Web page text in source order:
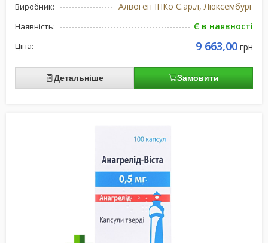
Виробник: Алвоген ІПКо С.ар.л, Люксембург
Наявність: Є в наявності
Ціна: 9 663,00 грн
Детальніше Замовити